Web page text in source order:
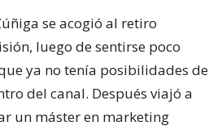
se acogió al retiro
luego de sentirse poco
ya no tenía posibilidades de
del canal. Después viajó a
un máster en marketing